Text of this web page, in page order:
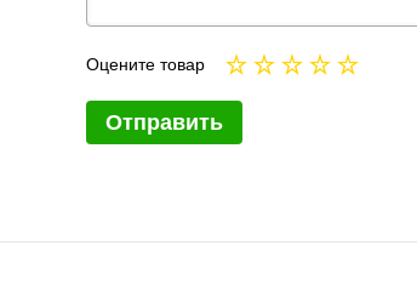
Оцените товар
Отправить